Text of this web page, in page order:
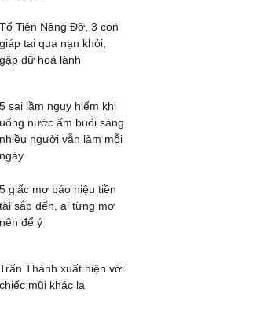
Tổ Tiên Nâng Đỡ, 3 con
giáp tai qua nạn khỏi,
gặp dữ hoá lành
5 sai lầm nguy hiểm khi
uống nước ấm buổi sáng
nhiều người vẫn làm mỗi
ngày
5 giấc mơ báo hiệu tiền
tài sắp đến, ai từng mơ
nên để ý
Trấn Thành xuất hiện với
chiếc mũi khác lạ